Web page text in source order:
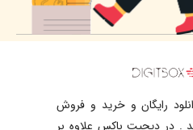
رایگان و خرید و فروش
. در دیجیت باکس علاوه بر